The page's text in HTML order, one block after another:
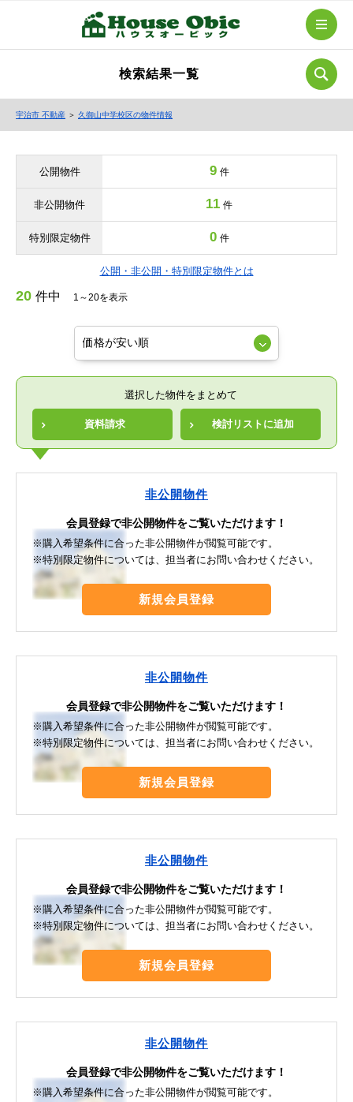
検索結果一覧
宇治市 不動産 ＞ 久御山中学校区の物件情報
公開物件 9 件
非公開物件 11 件
特別限定物件 0 件
公開・非公開・特別限定物件とは
20 件中 1～20を表示
選択した物件をまとめて
資料請求 検討リストに追加
非公開物件
会員登録で非公開物件をご覧いただけます！
※購入希望条件に合った非公開物件が閲覧可能です。
※特別限定物件については、担当者にお問い合わせください。
新規会員登録
非公開物件
会員登録で非公開物件をご覧いただけます！
※購入希望条件に合った非公開物件が閲覧可能です。
※特別限定物件については、担当者にお問い合わせください。
新規会員登録
非公開物件
会員登録で非公開物件をご覧いただけます！
※購入希望条件に合った非公開物件が閲覧可能です。
※特別限定物件については、担当者にお問い合わせください。
新規会員登録
非公開物件
会員登録で非公開物件をご覧いただけます！
※購入希望条件に合った非公開物件が閲覧可能です。